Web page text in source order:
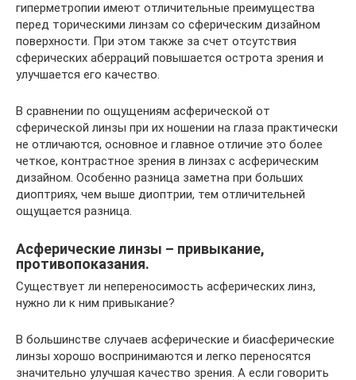
гиперметропии имеют отличительные преимущества
перед торическими линзам со сферическим дизайном
поверхности. При этом также за счет отсутствия
сферических аберраций повышается острота зрения и
улучшается его качество.
В сравнении по ощущениям асферической от
сферической линзы при их ношении на глаза практически
не отличаются, основное и главное отличие это более
четкое, контрастное зрения в линзах с асферическим
дизайном. Особенно разница заметна при больших
диоптриях, чем выше диоптрии, тем отличительней
ощущается разница.
Асферические линзы – привыкание,
противопоказания.
Существует ли непереносимость асферических линз,
нужно ли к ним привыкание?
В большинстве случаев асферические и биасферические
линзы хорошо воспринимаются и легко переносятся
значительно улучшая качество зрения. А если говорить